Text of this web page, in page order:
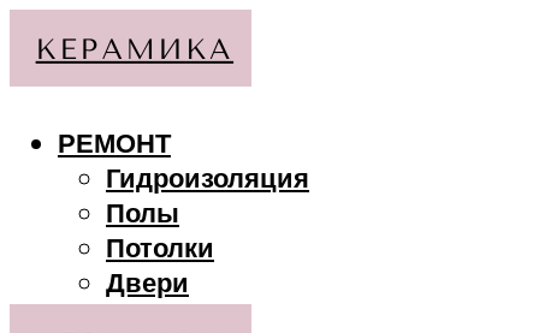
РЕМОНТ
Гидроизоляция
Полы
Потолки
Двери